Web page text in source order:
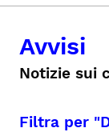
Avvisi
Notizie sui
Filtra per